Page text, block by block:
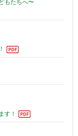
もたちへ〜
す！